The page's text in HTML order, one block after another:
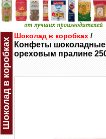
Шоколад в коробках
Шоколад в коробках /
Конфеты шоколадные
ореховым пралине